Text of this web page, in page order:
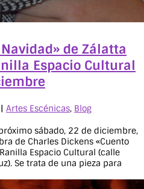
de Zálatta
Espacio Cultural
| Artes Escénicas, Blog
sábado, 22 de diciembre,
de Charles Dickens «Cuento
Espacio Cultural (calle
Se trata de una pieza para